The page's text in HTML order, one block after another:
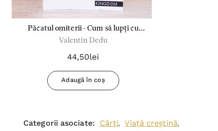
Păcatul omiterii - Cum să lupți cu
păcatul lumii noastre?
Valentin Dedu
44,50lei
Adaugă în coș
Categorii asociate: Cărți, Viață creștină,